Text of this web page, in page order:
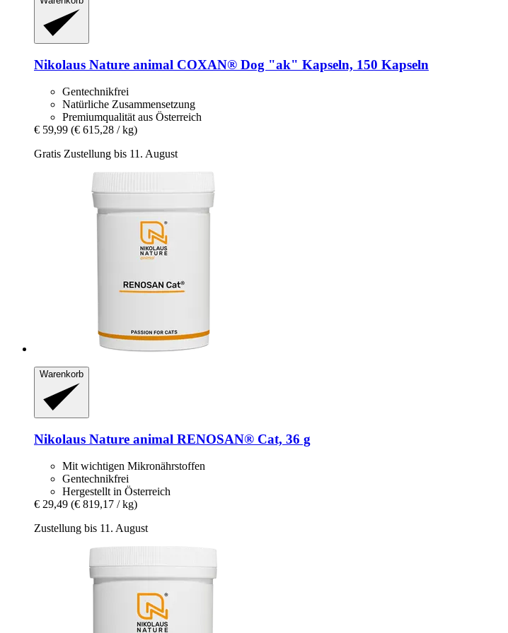
Nikolaus Nature animal COXAN® Dog "ak" Kapseln, 150 Kapseln
Gentechnikfrei
Natürliche Zusammensetzung
Premiumqualität aus Österreich
€ 59,99 (€ 615,28 / kg)
Gratis Zustellung bis 11. August
Warenkorb
Nikolaus Nature animal RENOSAN® Cat, 36 g
Mit wichtigen Mikronährstoffen
Gentechnikfrei
Hergestellt in Österreich
€ 29,49 (€ 819,17 / kg)
Zustellung bis 11. August